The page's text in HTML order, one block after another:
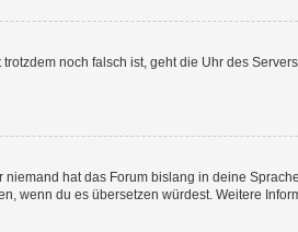
noch falsch ist, geht die Uhr des
hat das Forum bislang in deine
wenn du es übersetzen würdest. Weitere